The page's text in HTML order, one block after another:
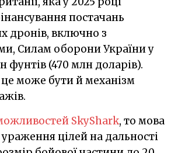
постачань
дронів, включно з
Силам оборони України у
фунтів (470 млн доларів).
може бути й механізм
SkyShark, то мова
цілей на дальності